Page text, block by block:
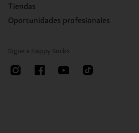
Tiendas
Oportunidades profesionales
Sigue a Happy Socks